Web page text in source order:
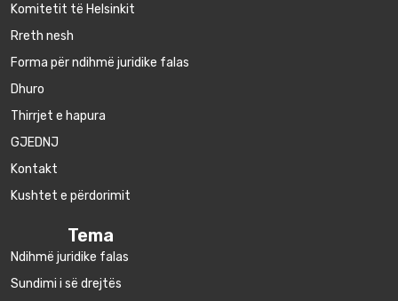
Komitetit të Helsinkit
Rreth nesh
Forma për ndihmë juridike falas
Dhuro
Thirrjet e hapura
GJEDNJ
Kontakt
Kushtet e përdorimit
Tema
Ndihmë juridike falas
Sundimi i së drejtës